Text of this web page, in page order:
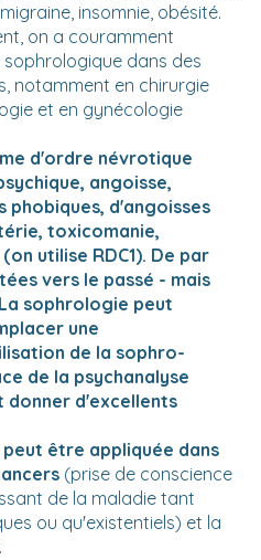
insomnie, obésité.
on a couramment
dans des
notamment en chirurgie
et en gynécologie
d'ordre névrotique
angoisse,
phobiques, d'angoisses
toxicomanie,
utilise RDC1). De par
vers le passé - mais
sophrologie peut
une
de la sophro-
de la psychanalyse
donner d'excellents
être appliquée dans
(prise de conscience
de la maladie tant
ou qu'existentiels) et la